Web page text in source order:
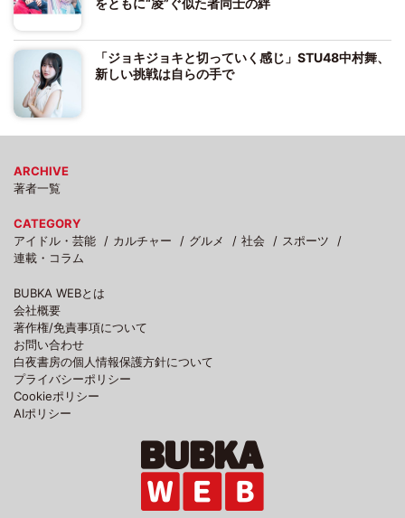
をともに“凌”ぐ似た者同士の絆
「ジョキジョキと切っていく感じ」STU48中村舞、
新しい挑戦は自らの手で
ARCHIVE
著者一覧
CATEGORY
アイドル・芸能
カルチャー グルメ 社会
スポーツ
連載・コラム
BUBKA WEBとは
会社概要
著作権/免責事項について
お問い合わせ
白夜書房の個人情報保護方針について
プライバシーポリシー
Cookieポリシー
AIポリシー